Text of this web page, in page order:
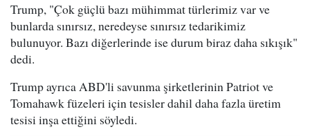
Trump, "Çok güçlü bazı mühimmat türlerimiz var ve
bunlarda sınırsız, neredeyse sınırsız tedarikimiz
bulunuyor. Bazı diğerlerinde ise durum biraz daha sıkışık"
dedi.
Trump ayrıca ABD'li savunma şirketlerinin Patriot ve
Tomahawk füzeleri için tesisler dahil daha fazla üretim
tesisi inşa ettiğini söyledi.